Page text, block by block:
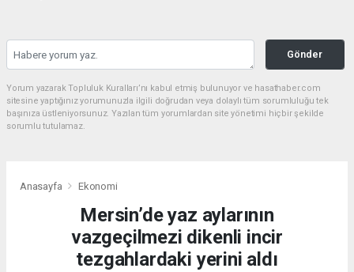
Gönder
Yorum yazarak Topluluk Kuralları’nı kabul etmiş bulunuyor ve hasathaber.com
sitesine yaptığınız yorumunuzla ilgili doğrudan veya dolaylı tüm sorumluluğu tek
başınıza üstleniyorsunuz. Yazılan tüm yorumlardan site yönetimi hiçbir şekilde
sorumlu tutulamaz.
Anasayfa Ekonomi
Mersin’de yaz aylarının
vazgeçilmezi dikenli incir
tezgahlardaki yerini aldı